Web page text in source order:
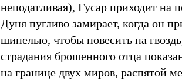
неподатливая), Гусар приходит
Дуня пугливо замирает, когда он
шинелью, чтобы повесить на
страдания брошенного отца
на границе двух миров, распятой